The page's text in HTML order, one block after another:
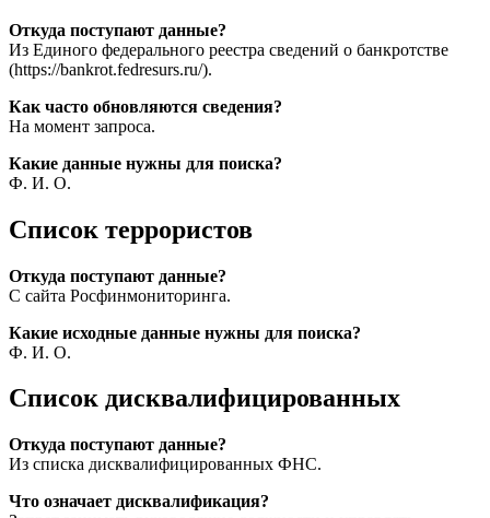
Откуда поступают данные?
Из Единого федерального реестра сведений о банкротстве
(https://bankrot.fedresurs.ru/).
Как часто обновляются сведения?
На момент запроса.
Какие данные нужны для поиска?
Ф. И. О.
Список террористов
Откуда поступают данные?
С сайта Росфинмониторинга.
Какие исходные данные нужны для поиска?
Ф. И. О.
Список дисквалифицированных
Откуда поступают данные?
Из списка дисквалифицированных ФНС.
Что означает дисквалификация?